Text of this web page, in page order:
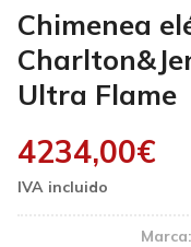
Chimenea
Ultra Flame
4234,00€
Marca: